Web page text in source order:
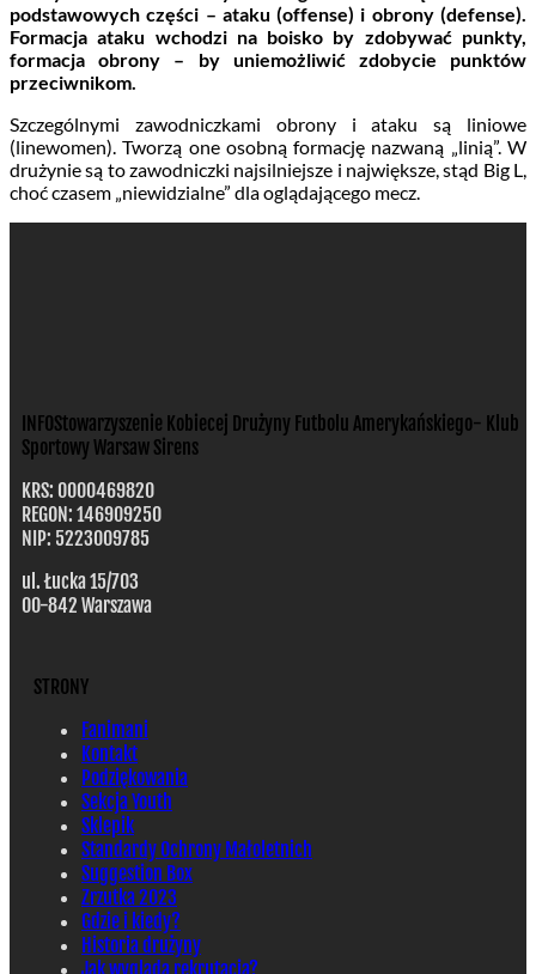
podstawowych części – ataku (offense) i obrony (defense).
Formacja ataku wchodzi na boisko by zdobywać punkty,
formacja obrony – by uniemożliwić zdobycie punktów
przeciwnikom.
Szczególnymi zawodniczkami obrony i ataku są liniowe
(linewomen). Tworzą one osobną formację nazwaną „linią”. W
drużynie są to zawodniczki najsilniejsze i największe, stąd Big L,
choć czasem „niewidzialne” dla oglądającego mecz.
INFOStowarzyszenie Kobiecej Drużyny Futbolu Amerykańskiego- Klub
Sportowy Warsaw Sirens
KRS: 0000469820
REGON: 146909250
NIP: 5223009785
ul. Łucka 15/703
00-842 Warszawa
STRONY
Fanimani
Kontakt
Podziękowania
Sekcja Youth
Sklepik
Standardy Ochrony Małoletnich
Suggestion Box
Zrzutka 2023
Gdzie i kiedy?
Historia drużyny
Jak wygląda rekrutacja?